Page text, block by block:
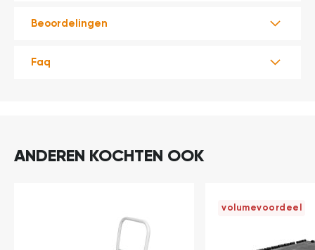
Beoordelingen
Faq
ANDEREN KOCHTEN OOK
volumevoordeel